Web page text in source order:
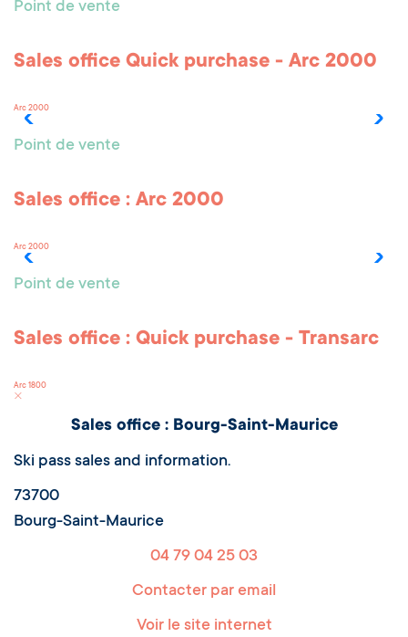
Point de vente
Sales office Quick purchase - Arc 2000
Arc 2000
Point de vente
Sales office : Arc 2000
Arc 2000
Point de vente
Sales office : Quick purchase - Transarc
Arc 1800
Sales office : Bourg-Saint-Maurice
Ski pass sales and information.
73700
Bourg-Saint-Maurice
04 79 04 25 03
Contacter par email
Voir le site internet